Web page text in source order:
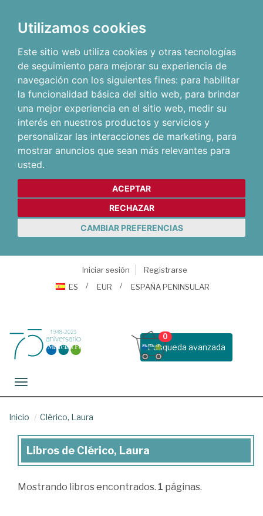
Utilizamos cookies
Este sitio web utiliza cookies y otras tecnologías
de seguimiento para mejorar su experiencia de
navegación con los siguientes fines: para habilitar
la funcionalidad básica del sitio web, para brindar
una mejor experiencia en el sitio web, medir su
interés en nuestros productos y servicios y
personalizar las interacciones de marketing, para
mostrar anuncios que sean más relevantes para
usted.
ACEPTAR
RECHAZAR
CAMBIAR PREFERENCIAS
Iniciar sesión
Registrarse
ES
EUR ESPAÑA PENINSULAR
Busqueda avanzada
0
Toggle navigation
Inicio Clérico, Laura
Libros
Clérico,
Libros de Clérico, Laura
Mostrando libros encontrados. 1 páginas.